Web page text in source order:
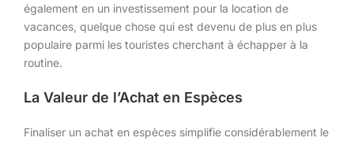
également en un investissement pour la location de
vacances, quelque chose qui est devenu de plus en plus
populaire parmi les touristes cherchant à échapper à la
routine.
La Valeur de l’Achat en Espèces
Finaliser un achat en espèces simplifie considérablement le